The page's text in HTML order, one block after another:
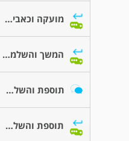
מועקה וכאבים בחזה
המשך והשלמת פרטים ברשותך
תוספת והשלת פרטים ברשותך
תוספת והשלת פרטים ברשותך